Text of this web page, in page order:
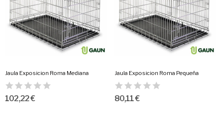
Jaula Exposicion Roma Mediana
102,22 €
Jaula Exposicion Roma Pequeña
80,11 €